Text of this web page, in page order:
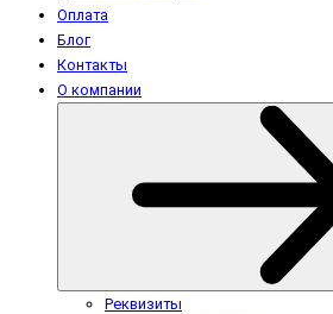
Оплата
Блог
Контакты
О компании
Реквизиты